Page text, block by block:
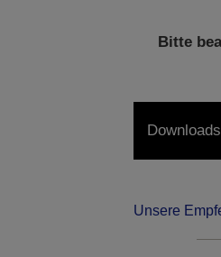
Bitte
Downloads
Unsere